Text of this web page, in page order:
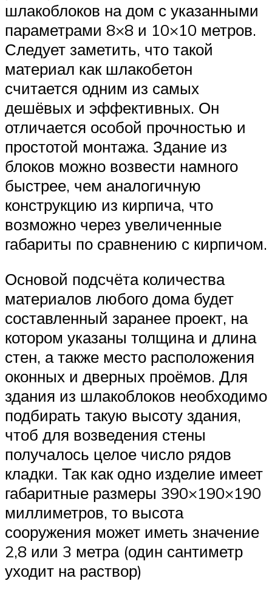
шлакоблоков на дом с указанными
параметрами 8×8 и 10×10 метров.
Следует заметить, что такой
материал как шлакобетон
считается одним из самых
дешёвых и эффективных. Он
отличается особой прочностью и
простотой монтажа. Здание из
блоков можно возвести намного
быстрее, чем аналогичную
конструкцию из кирпича, что
возможно через увеличенные
габариты по сравнению с кирпичом.
Основой подсчёта количества
материалов любого дома будет
составленный заранее проект, на
котором указаны толщина и длина
стен, а также место расположения
оконных и дверных проёмов. Для
здания из шлакоблоков необходимо
подбирать такую высоту здания,
чтоб для возведения стены
получалось целое число рядов
кладки. Так как одно изделие имеет
габаритные размеры 390×190×190
миллиметров, то высота
сооружения может иметь значение
2,8 или 3 метра (один сантиметр
уходит на раствор)